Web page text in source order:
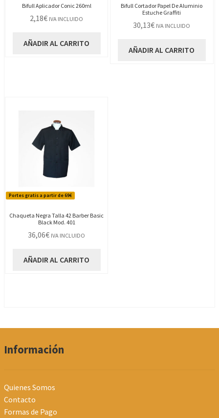
Bifull Aplicador Conic 260ml
2,18€ IVA INCLUIDO
AÑADIR AL CARRITO
Bifull Cortador Papel De Aluminio
Estuche Graffiti
30,13€ IVA INCLUIDO
AÑADIR AL CARRITO
Portes gratis a partir de 69€
Chaqueta Negra Talla 42 Barber Basic
Black Mod. 401
36,06€ IVA INCLUIDO
AÑADIR AL CARRITO
Información
Quienes Somos
Contacto
Formas de Pago